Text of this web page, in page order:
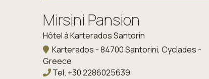
Mirsini Pansion
Hôtel à Karterados Santorin
Karterados - 84700 Santorini, Cyclades -
Greece
Tel. +30 2286025639